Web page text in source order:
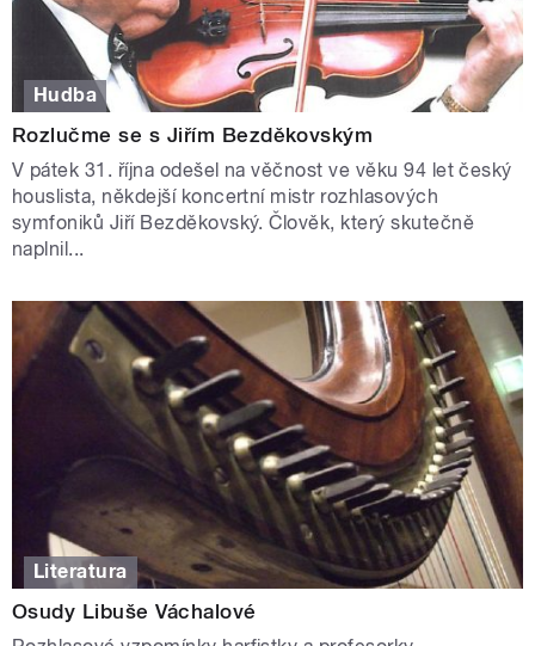
Hudba
Rozlučme se s Jiřím Bezděkovským
V pátek 31. října odešel na věčnost ve věku 94 let český
houslista, někdejší koncertní mistr rozhlasových
symfoniků Jiří Bezděkovský. Člověk, který skutečně
naplnil...
Literatura
Osudy Libuše Váchalové